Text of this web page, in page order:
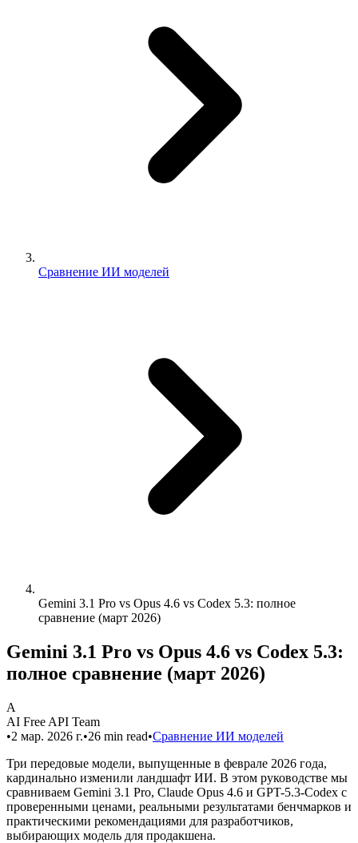
Сравнение ИИ моделей
Gemini 3.1 Pro vs Opus 4.6 vs Codex 5.3: полное
сравнение (март 2026)
Gemini 3.1 Pro vs Opus 4.6 vs Codex 5.3:
полное сравнение (март 2026)
A
AI Free API Team
•2 мар. 2026 г.•26 min read•Сравнение ИИ моделей
Три передовые модели, выпущенные в феврале 2026 года,
кардинально изменили ландшафт ИИ. В этом руководстве мы
сравниваем Gemini 3.1 Pro, Claude Opus 4.6 и GPT-5.3-Codex с
проверенными ценами, реальными результатами бенчмарков и
практическими рекомендациями для разработчиков,
выбирающих модель для продакшена.